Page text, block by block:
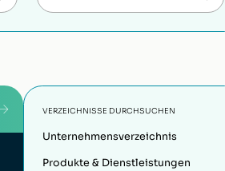
VERZEICHNISSE DURCHSUCHEN
Unternehmensverzeichnis
Produkte & Dienstleistungen